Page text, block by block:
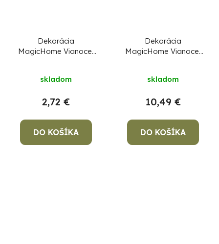
Dekorácia
MagicHome Vianoce,
9x3x10,4 cm
skladom
2,72 €
DO KOŠÍKA
Dekorácia
MagicHome Vianoce,
interiér, 11,80x11,80x19
skladom
10,49 €
DO KOŠÍKA